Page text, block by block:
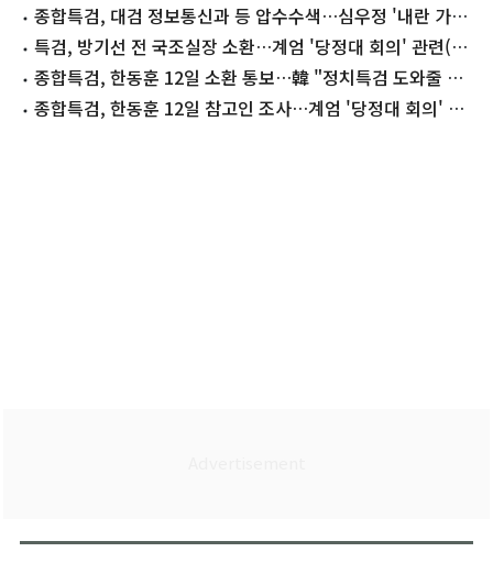
내란 기준된다
종합특검, 대검 정보통신과 등 압수수색…심우정 '내란 가담'
혐의 수사
특검, 방기선 전 국조실장 소환…계엄 '당정대 회의' 관련(종
합2보)
종합특검, 한동훈 12일 소환 통보…韓 "정치특검 도와줄 생
각 없다"(종합)
종합특검, 한동훈 12일 참고인 조사…계엄 '당정대 회의' 관